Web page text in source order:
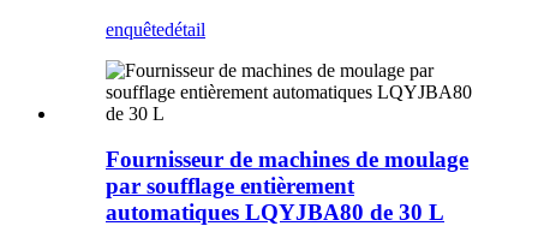
enquêtedétail
Fournisseur de machines de moulage
par soufflage entièrement
automatiques LQYJBA80 de 30 L